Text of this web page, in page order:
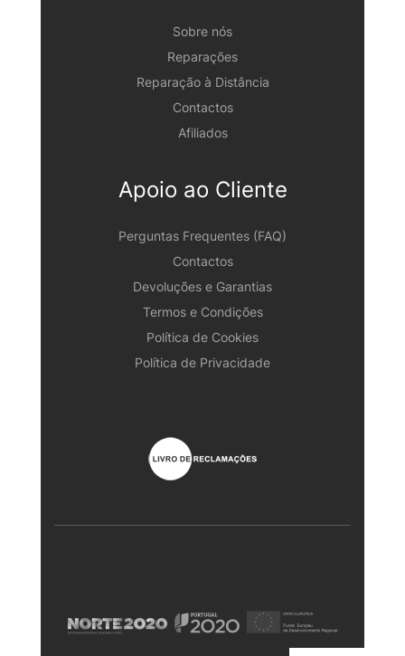
Sobre nós
Reparações
Reparação à Distância
Contactos
Afiliados
Apoio ao Cliente
Perguntas Frequentes (FAQ)
Contactos
Devoluções e Garantias
Termos e Condições
Política de Cookies
Política de Privacidade